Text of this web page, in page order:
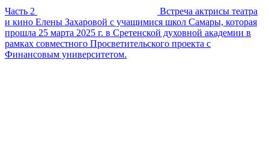
Часть 2
Встреча актрисы театра
и кино Елены Захаровой с учащимися школ Самары, которая
прошла 25 марта 2025 г. в Сретенской духовной академии в
рамках совместного Просветительского проекта с
Финансовым университетом.